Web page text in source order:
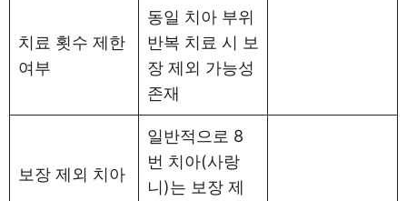
치료 횟수 제한
여부
동일 치아 부위
반복 치료 시 보
장 제외 가능성
존재
보장 제외 치아
일반적으로 8
번 치아(사랑
니)는 보장 제